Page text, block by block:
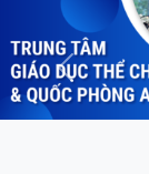
Previous